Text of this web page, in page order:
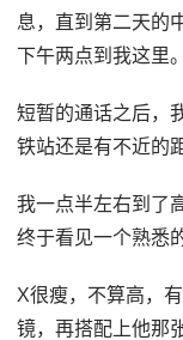
息，直到第二天的
下午两点到我这里。
短暂的通话之后，
铁站还是有不近的
我一点半左右到了
终于看见一个熟悉
X很瘦，不算高，
镜，再搭配上他那